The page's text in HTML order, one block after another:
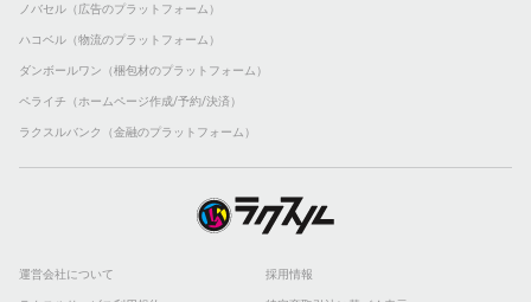
ノバセル（広告のプラットフォーム）
ハコベル（物流のプラットフォーム）
ダンボールワン（梱包材のプラットフォーム）
ペライチ（ホームページ作成/予約/決済）
ラクスルバンク（金融のプラットフォーム）
運営会社について 採用情報